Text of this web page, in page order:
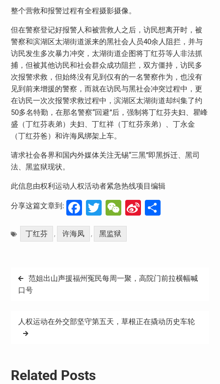
整个营救和报警过程有全程摄影摄像。
但在警察登记好报警人和被营救人之后，访民想离开时，被
警察和滨湖区太湖街道派来的黑社会人员40余人阻拦，并与
访民发生多次暴力冲突，太湖街道企图将丁红芬等人非法抓
捕，但被其他访民和社会群众成功阻拦，双方僵持，访民多
次报警求救，但始终没有见到仅有的一名警察作为，也没有
见到前来增援的警察，而就在访民与黑社会冲突过程中，更
在访民一次次报警求救过程中，滨湖区太湖街道却纠集了约
50多名特勤，在那名警察“回避”后，强制将丁红芬夫妇、瞿峰
盛（丁红芬表弟）夫妇、丁红祥（丁红芬亲弟）、丁永金
（丁红芬爸）和许海凤绑架上车。
请求社会各界和国内外媒体关注无锡“三黑”即黑拆迁、黑司
法、黑监狱现状。
此信息由权利运动人权活动者紧急热线项目编辑
分享这篇文章到: Facebook
Twitter
WeChat
Sina分
丁红芬 , 许海凤 , 黑监狱
文
章
范姐出山声援福州冤民每周一聚，高院门前拉横幅喊
口号
人权运动在外交部坚守第五天，草根正在撬动历史车轮
Related Posts